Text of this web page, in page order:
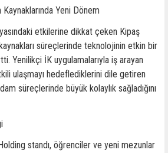
Yeni Dönem
etkilerine dikkat çeken Kipaş
süreçlerinde teknolojinin etkin bir
Yenilikçi İK uygulamalarıyla iş arayan
ulaşmayı hedeflediklerini dile getiren
süreçlerinde büyük kolaylık sağladığını
standı, öğrenciler ve yeni mezunlar